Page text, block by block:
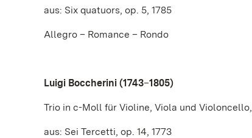
aus: Six quatuors, op. 5, 1785
Allegro – Romance – Rondo
Luigi Boccherini (1743–1805)
Trio in c-Moll für Violine, Viola und Violoncello,
aus: Sei Tercetti, op. 14, 1773